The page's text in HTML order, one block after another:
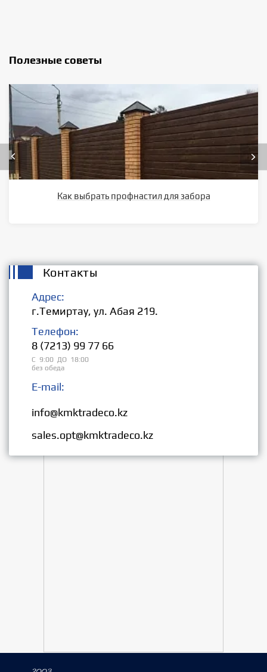
Полезные советы
Как выбрать профнастил для забора
Контакты
Адрес:
г.Темиртау, ул. Абая 219.
Телефон:
8 (7213) 99 77 66
С 9:00 ДО 18:00
без обеда
E-mail:
info@kmktradeco.kz
sales.opt@kmktradeco.kz